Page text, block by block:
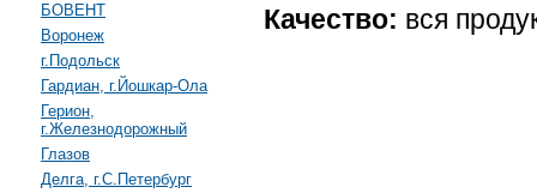
БОВЕНТ
Воронеж
г.Подольск
Гардиан, г.Йошкар-Ола
Герион,
г.Железнодорожный
Глазов
Делга, г.С.Петербург
Качество: вся